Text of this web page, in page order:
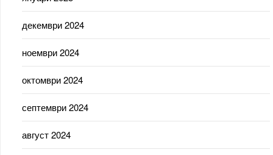
декември 2024
ноември 2024
октомври 2024
септември 2024
август 2024